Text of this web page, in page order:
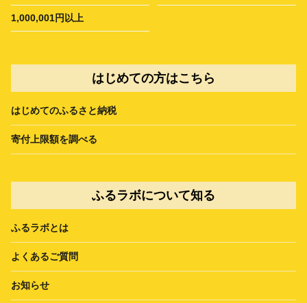
1,000,001円以上
はじめての方はこちら
はじめてのふるさと納税
寄付上限額を調べる
ふるラボについて知る
ふるラボとは
よくあるご質問
お知らせ